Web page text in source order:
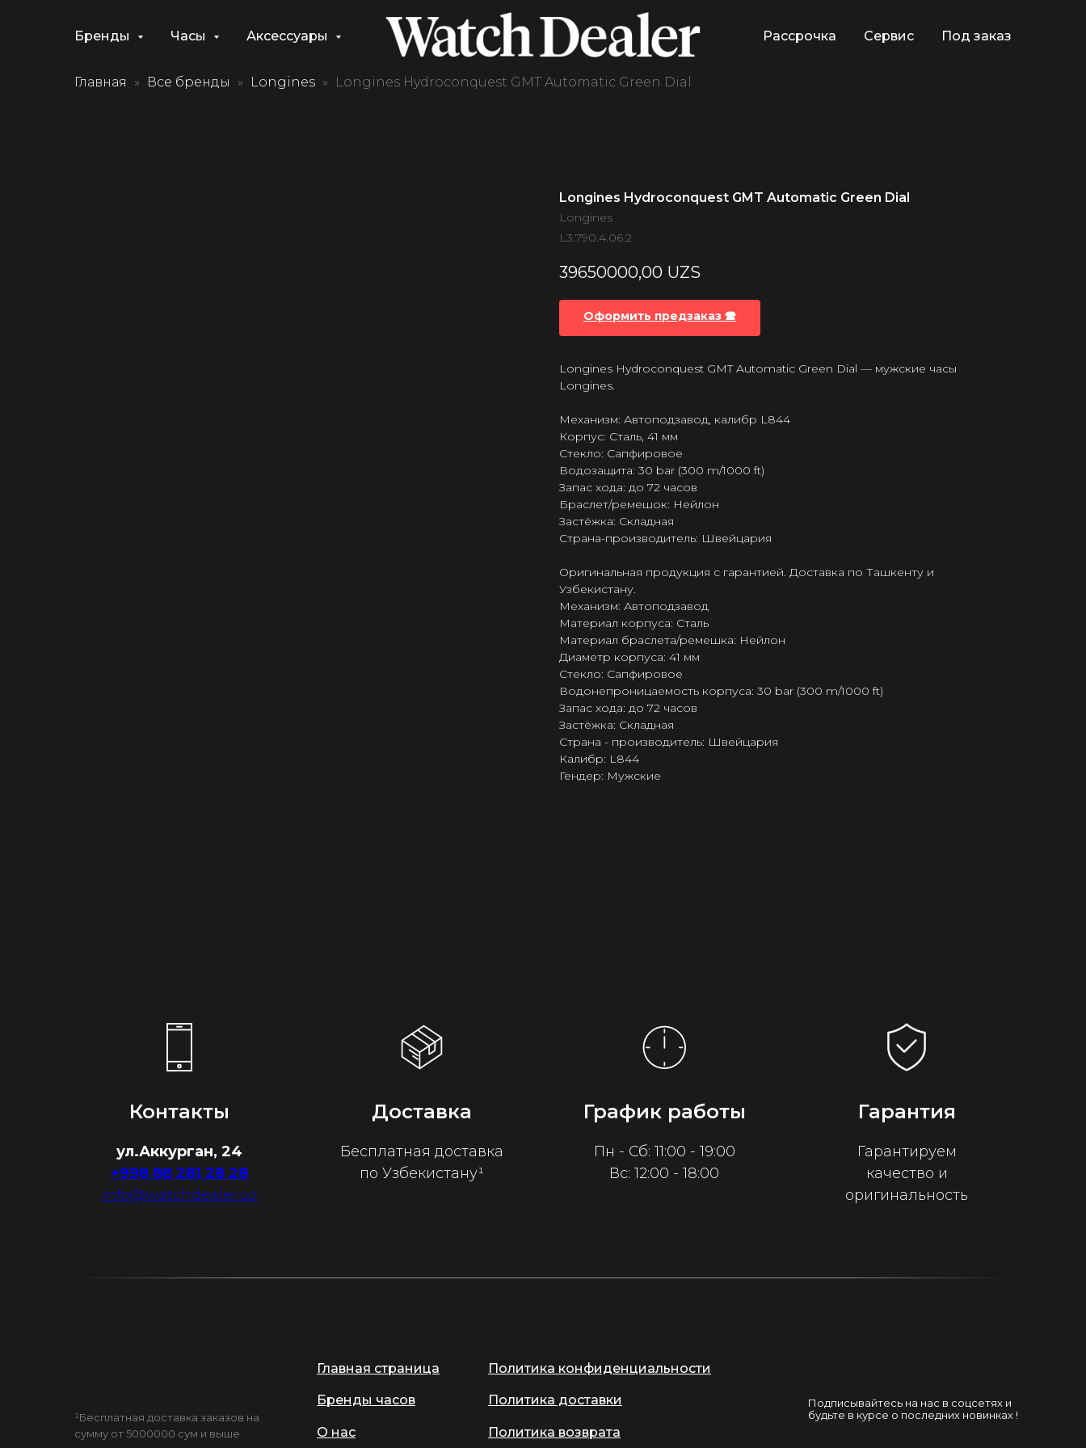
Бренды Часы Аксессуары Рассрочка Сервис Под заказ
Главная Все бренды Longines Longines Hydroconquest GMT Automatic Green Dial
Longines Hydroconquest GMT Automatic Green Dial
Longines
L3.790.4.06.2
39650000,00 UZS
Оформить предзаказ 🕿
Longines Hydroconquest GMT Automatic Green Dial — мужские часы
Longines.
Механизм: Автоподзавод, калибр L844
Корпус: Сталь, 41 мм
Стекло: Сапфировое
Водозащита: 30 bar (300 m/1000 ft)
Запас хода: до 72 часов
Браслет/ремешок: Нейлон
Застёжка: Складная
Страна-производитель: Швейцария
Оригинальная продукция с гарантией. Доставка по Ташкенту и
Узбекистану.
Механизм: Автоподзавод
Материал корпуса: Сталь
Материал браслета/ремешка: Нейлон
Диаметр корпуса: 41 мм
Стекло: Сапфировое
Водонепроницаемость корпуса: 30 bar (300 m/1000 ft)
Запас хода: до 72 часов
Застёжка: Складная
Страна - производитель: Швейцария
Калибр: L844
Гендер: Мужские
Контакты
ул.Аккурган, 24
+998 88 281 28 28
info@watchdealer.uz
Доставка
Бесплатная доставка
по Узбекистану¹
График работы
Пн - Сб: 11:00 - 19:00
Вс: 12:00 - 18:00
Гарантия
Гарантируем
качество и
оригинальность
Подписывайтесь на нас в соцсетях и
будьте в курсе о последних новинках !
Главная страница
Бренды часов
О нас
¹Бесплатная доставка заказов на
сумму от 5000000 сум и выше.
Политика конфиденциальности
Политика доставки
Политика возврата